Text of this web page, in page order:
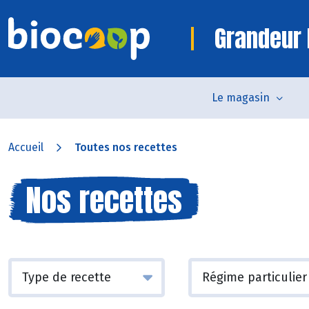
Le magasin
Accueil Toutes nos recettes
Nos recettes